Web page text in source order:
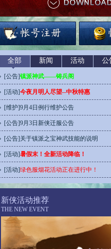
全部 新闻 活动 公
[公告]镇派神武——铸兵阁
[活动]今夜月明人尽望--中秋特惠
[维护]9月4日例行维护公告
[公告]9月3日新侠迁服公告
[公告] 关于镇派之宝神武技能的说明
[活动]暑假末！全新活动降临！
[活动]绿色服烟花活动正在进行中！
新侠活动推荐
THE NEW EVENT